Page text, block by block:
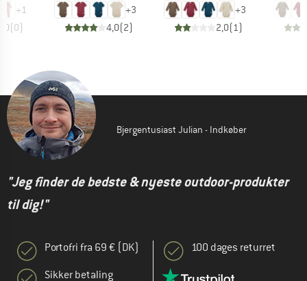
+1
(0)
+3
4,0(2)
+3
2,0(1)
Bjergentusiast Julian - Indkøber
"Jeg finder de bedste & nyeste outdoor-produkter
til dig!"
Portofri fra 69 € (DK)
Sikker betaling
100 dages returret